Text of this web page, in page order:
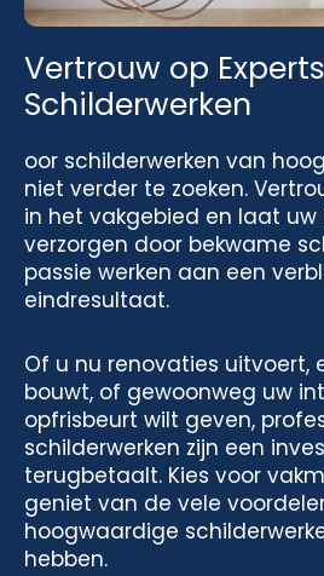
Vertrouw op
Schilderwerken
oor schilderwerken van
niet verder te zoeken.
in het vakgebied en laat uw
verzorgen door bekwame
passie werken aan een
eindresultaat.
Of u nu renovaties uitvoert,
bouwt, of gewoonweg uw
opfrisbeurt wilt geven,
schilderwerken zijn een
terugbetaalt. Kies voor
geniet van de vele
hoogwaardige
hebben.